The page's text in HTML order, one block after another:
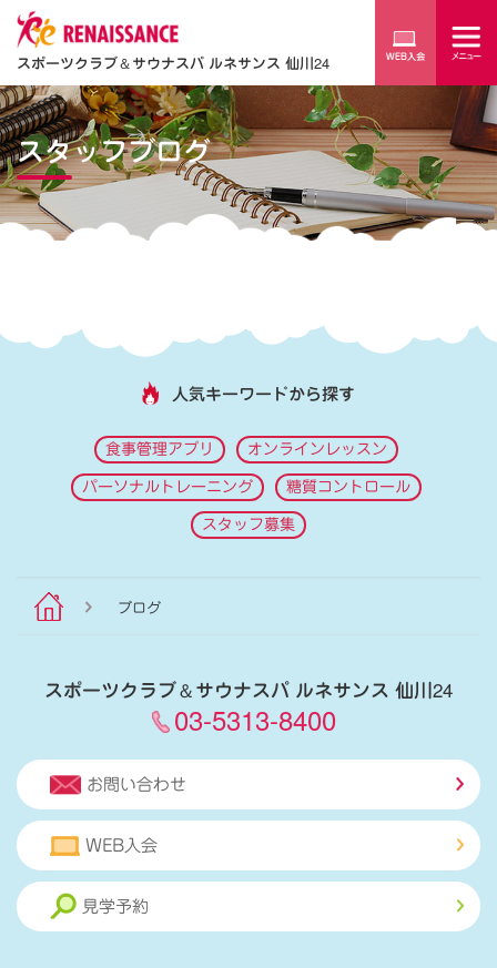
スポーツクラブ＆サウナスパ ルネサンス 仙川24
スタッフブログ
人気キーワードから探す
食事管理アプリ オンラインレッスン
パーソナルトレーニング 糖質コントロール
スタッフ募集
ブログ
スポーツクラブ＆サウナスパ ルネサンス 仙川24
03-5313-8400
お問い合わせ
WEB入会
見学予約